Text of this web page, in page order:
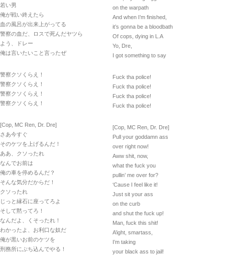
若い男
俺が戦い終えたら
血の風呂が出来上がってる
警察の血だ、ロスで死んだヤツら
よう、ドレー
俺は言いたいこと言ったぜ
警察クソくらえ！
警察クソくらえ！
警察クソくらえ！
警察クソくらえ！
[Cop, MC Ren, Dr. Dre]
さあ今すぐ
そのケツを上げるんだ！
ああ、クソったれ
なんでお前は
俺の車を停めるんだ？
そんな気分だからだ！
クソったれ
じっと縁石に座ってろよ
そして黙ってろ！
なんだよ、くそったれ！
わかったよ、お利口な奴だ
俺が黒いお前のケツを
刑務所にぶち込んでやる！
on the warpath
And when I’m finished,
it’s gonna be a bloodbath
Of cops, dying in L.A
Yo, Dre,
I got something to say
Fuck tha police!
Fuck tha police!
Fuck tha police!
Fuck tha police!
[Cop, MC Ren, Dr. Dre]
Pull your goddamn ass
over right now!
Aww shit, now,
what the fuck you
pullin’ me over for?
‘Cause I feel like it!
Just sit your ass
on the curb
and shut the fuck up!
Man, fuck this shit!
A’ight, smartass,
I’m taking
your black ass to jail!